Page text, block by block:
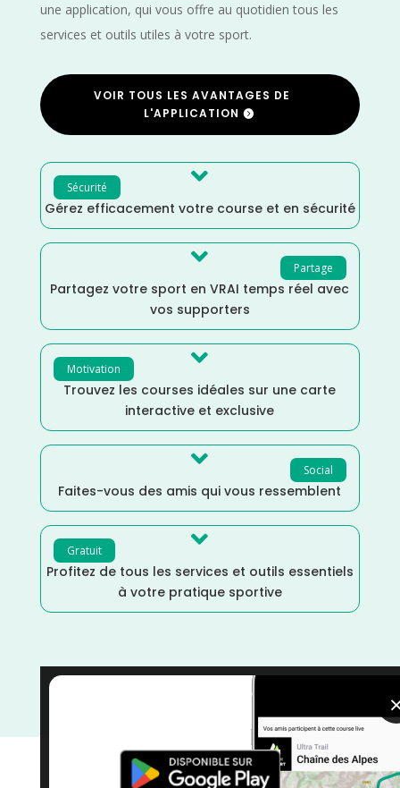
une application, qui vous offre au quotidien tous les
services et outils utiles à votre sport.
VOIR TOUS LES AVANTAGES DE
L'APPLICATION
Sécurité 
Gérez efficacement votre course et en sécurité
Partage

Partagez votre sport en VRAI temps réel avec
vos supporters
Motivation 
Trouvez les courses idéales sur une carte
interactive et exclusive
Social

Faites-vous des amis qui vous ressemblent
Gratuit 
Profitez de tous les services et outils essentiels
à votre pratique sportive
Charente Maritime